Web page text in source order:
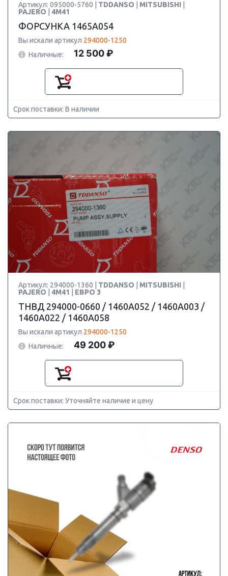
Артикул: 095000-5760 | TDDANSO MITSUBISHI
PAJERO
4M41
ФОРСУНКА 1465A054
Вы искали артикул 294000-1250
Наличные:
12 500 ₽
Срок поставки: В наличии
Артикул: 294000-1360 | TDDANSO MITSUBISHI
PAJERO
4M41 ЕВРО 3
ТНВД 294000-0660 / 1460A052 / 1460A003 /
1460A022 / 1460A058
Вы искали артикул 294000-1250
Наличные:
49 200 ₽
Срок поставки: Уточняйте наличие и цену